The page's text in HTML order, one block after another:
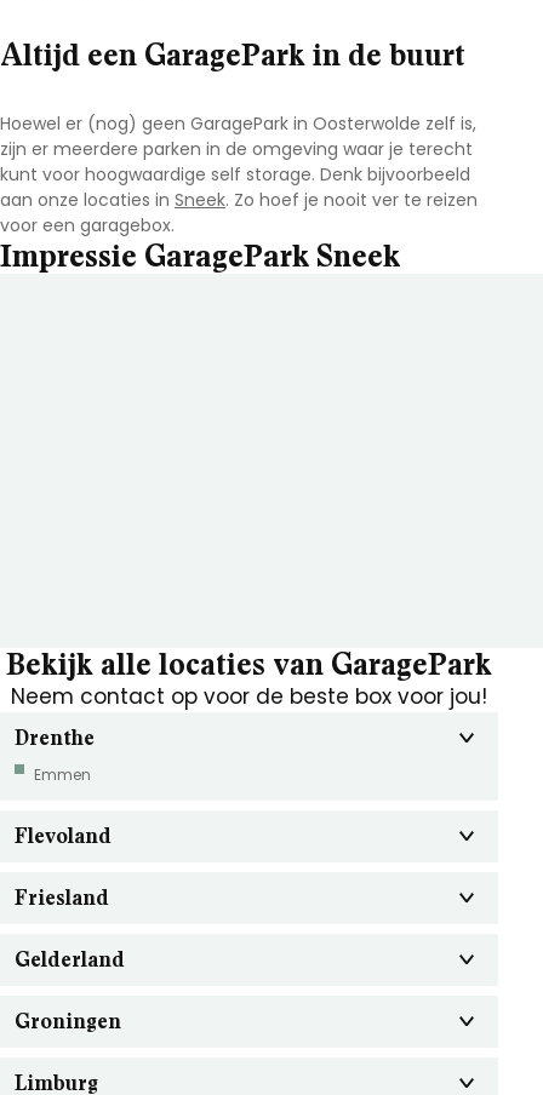
Altijd een GaragePark in de buurt
Hoewel er (nog) geen GaragePark in Oosterwolde zelf is,
zijn er meerdere parken in de omgeving waar je terecht
kunt voor hoogwaardige self storage. Denk bijvoorbeeld
aan onze locaties in Sneek. Zo hoef je nooit ver te reizen
voor een garagebox.
Impressie GaragePark Sneek
Bekijk alle locaties van GaragePark
Neem contact op voor de beste box voor jou!
Drenthe
Emmen
Flevoland
Friesland
Gelderland
Groningen
Limburg